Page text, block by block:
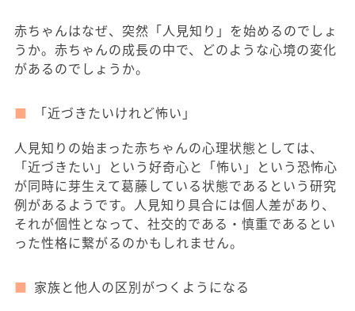
赤ちゃんはなぜ、突然「人見知り」を始めるのでしょ
うか。赤ちゃんの成長の中で、どのような心境の変化
があるのでしょうか。
「近づきたいけれど怖い」
人見知りの始まった赤ちゃんの心理状態としては、
「近づきたい」という好奇心と「怖い」という恐怖心
が同時に芽生えて葛藤している状態であるという研究
例があるようです。人見知り具合には個人差があり、
それが個性となって、社交的である・慎重であるとい
った性格に繋がるのかもしれません。
家族と他人の区別がつくようになる